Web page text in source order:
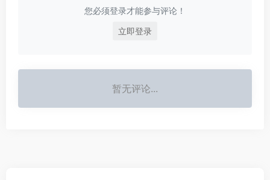
您必须登录才能参与评论！
立即登录
暂无评论...